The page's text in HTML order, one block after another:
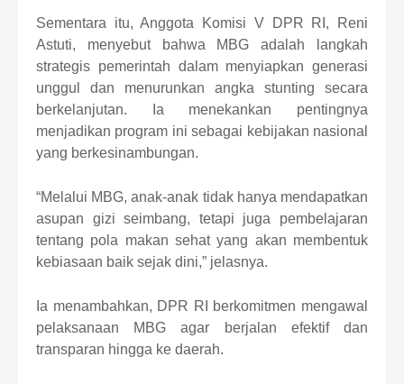
Sementara itu, Anggota Komisi V DPR RI, Reni
Astuti, menyebut bahwa MBG adalah langkah
strategis pemerintah dalam menyiapkan generasi
unggul dan menurunkan angka stunting secara
berkelanjutan. Ia menekankan pentingnya
menjadikan program ini sebagai kebijakan nasional
yang berkesinambungan.
“Melalui MBG, anak-anak tidak hanya mendapatkan
asupan gizi seimbang, tetapi juga pembelajaran
tentang pola makan sehat yang akan membentuk
kebiasaan baik sejak dini,” jelasnya.
Ia menambahkan, DPR RI berkomitmen mengawal
pelaksanaan MBG agar berjalan efektif dan
transparan hingga ke daerah.